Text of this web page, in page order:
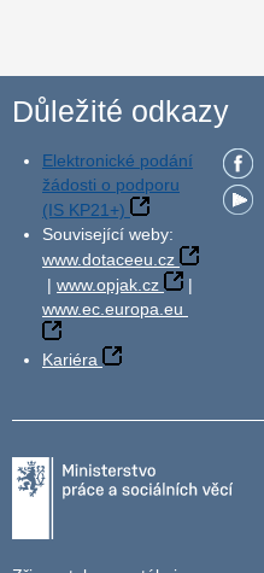
Důležité odkazy
Elektronické podání
žádosti o podporu
(IS KP21+)
Související weby:
www.dotaceeu.cz
| www.opjak.cz
|
www.ec.europa.eu
Kariéra